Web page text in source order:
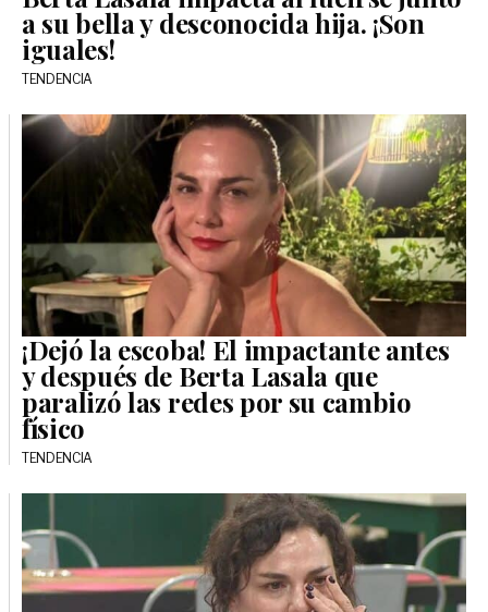
a su bella y desconocida hija. ¡Son
iguales!
TENDENCIA
¡Dejó la escoba! El impactante antes
y después de Berta Lasala que
paralizó las redes por su cambio
físico
TENDENCIA